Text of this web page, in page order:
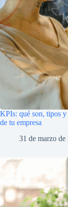
KPIs: qué son, tipos
de tu empresa
31 de marzo de